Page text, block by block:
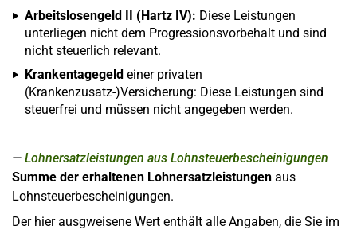
Arbeitslosengeld II (Hartz IV): Diese Leistungen
unterliegen nicht dem Progressionsvorbehalt und sind
nicht steuerlich relevant.
Krankentagegeld einer privaten
(Krankenzusatz-)Versicherung: Diese Leistungen sind
steuerfrei und müssen nicht angegeben werden.
Lohnersatzleistungen aus Lohnsteuerbescheinigungen
Summe der erhaltenen Lohnersatzleistungen aus
Lohnsteuerbescheinigungen.
Der hier ausgweisene Wert enthält alle Angaben, die Sie im